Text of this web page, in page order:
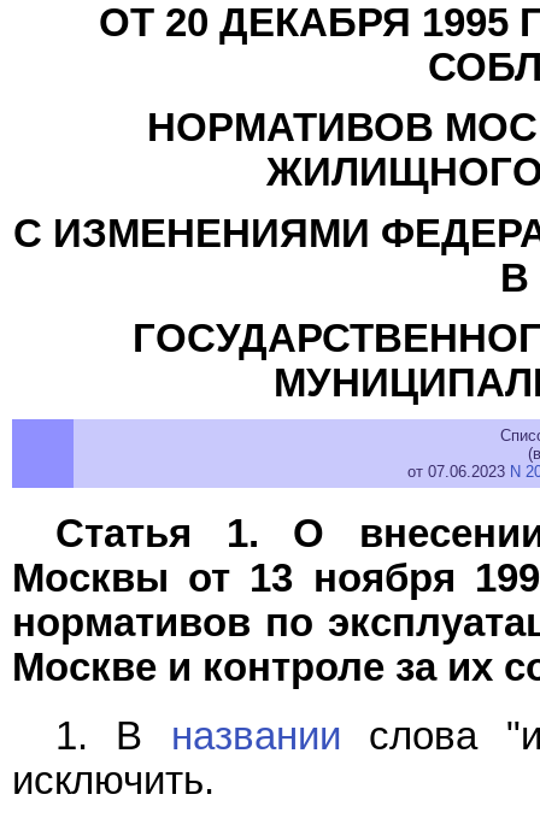
ОТ 20 ДЕКАБРЯ 1995
НОРМАТИВОВ
С ИЗМЕНЕНИЯМИ
В
от 07.06.2023 N
Статья 1. О
Москвы от 13 ноября
нормативов по
Москве и контроле за их
1. В названии слова
исключить.